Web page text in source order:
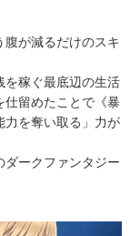
腹が減るだけのスキ
を稼ぐ最底辺の生活
仕留めたことで《暴
力を奪い取る」力が
ークファンタジー